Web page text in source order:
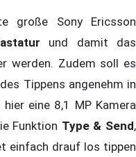
Sony Ericsson
und damit das
werden. Zudem soll es
Tippens angenehm in
eine 8,1 MP Kamera
Funktion Type & Send,
einfach drauf los tippen